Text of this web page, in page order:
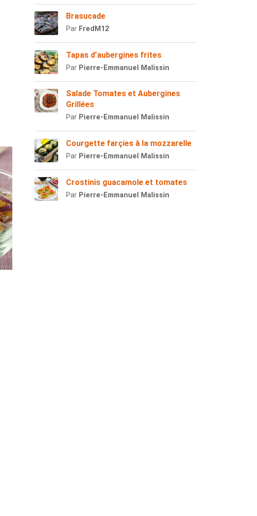
Brasucade
Par FredM12
Tapas d’aubergines frites
Par Pierre-Emmanuel Malissin
Salade Tomates et Aubergines
Grillées
Par Pierre-Emmanuel Malissin
Courgette farçies à la mozzarelle
Par Pierre-Emmanuel Malissin
Crostinis guacamole et tomates
Par Pierre-Emmanuel Malissin